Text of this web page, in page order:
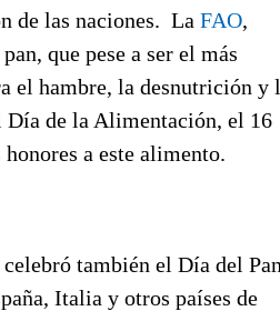
de las naciones. La FAO,
que pese a ser el más
el hambre, la desnutrición y
Día de la Alimentación, el 16
a este alimento.
también el Día del
Italia y otros países de